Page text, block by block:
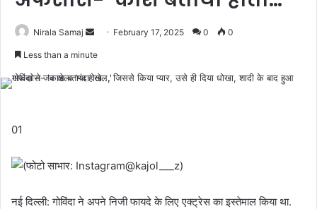
Nirala Samaj
Send February 17, 2025 0 0
Less than a minute
01
नई दिल्ली: गोविंदा ने अपने निजी फायदे के लिए एक्ट्रेस का इस्तेमाल किया था.